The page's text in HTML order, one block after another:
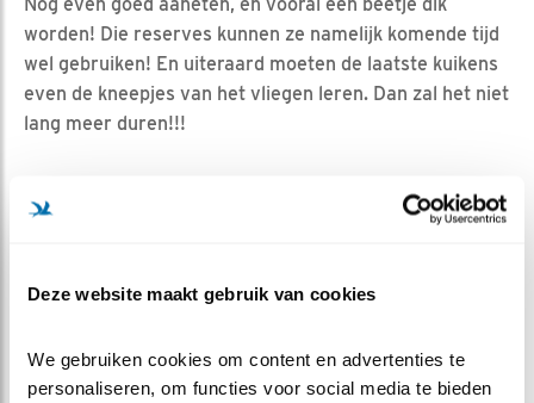
Deze website maakt gebruik van cookies
We gebruiken cookies om content en advertenties te
personaliseren, om functies voor social media te bieden
worden! Die reserves kunnen ze namelijk komende tijd
wel gebruiken! En uiteraard moeten de laatste kuikens
even de kneepjes van het vliegen leren. Dan zal het niet
lang meer duren!!!